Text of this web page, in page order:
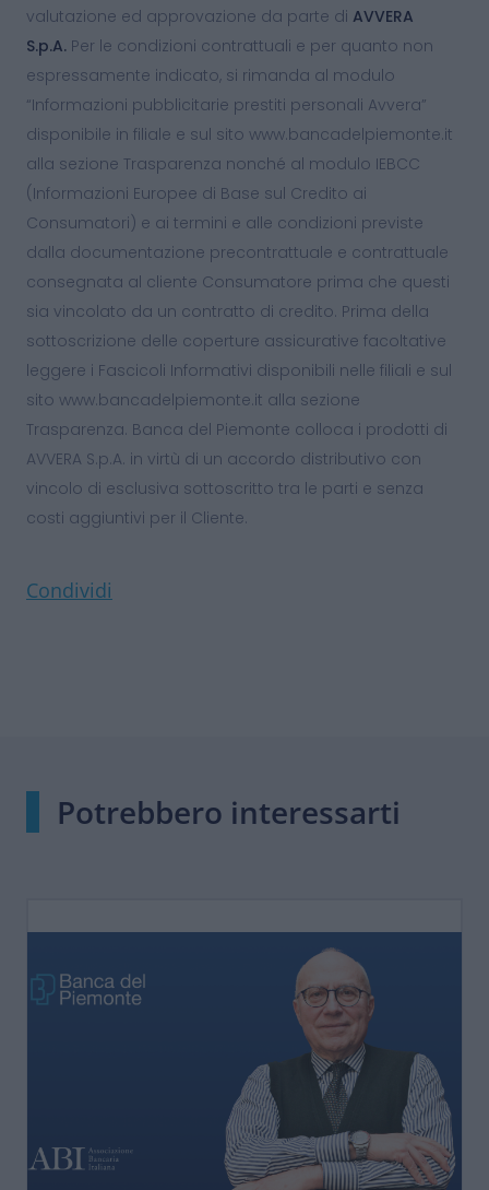
valutazione ed approvazione da parte di AVVERA
S.p.A. Per le condizioni contrattuali e per quanto non
espressamente indicato, si rimanda al modulo
“Informazioni pubblicitarie prestiti personali Avvera”
disponibile in filiale e sul sito www.bancadelpiemonte.it
alla sezione Trasparenza nonché al modulo IEBCC
(Informazioni Europee di Base sul Credito ai
Consumatori) e ai termini e alle condizioni previste
dalla documentazione precontrattuale e contrattuale
consegnata al cliente Consumatore prima che questi
sia vincolato da un contratto di credito. Prima della
sottoscrizione delle coperture assicurative facoltative
leggere i Fascicoli Informativi disponibili nelle filiali e sul
sito www.bancadelpiemonte.it alla sezione
Trasparenza. Banca del Piemonte colloca i prodotti di
AVVERA S.p.A. in virtù di un accordo distributivo con
vincolo di esclusiva sottoscritto tra le parti e senza
costi aggiuntivi per il Cliente.
Condividi
Potrebbero interessarti